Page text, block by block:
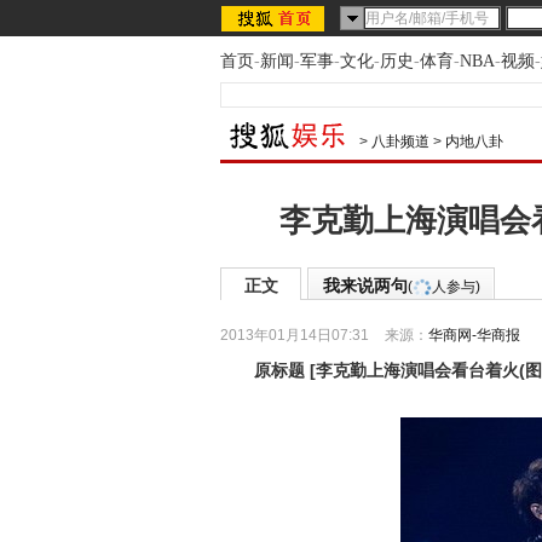
首页-新闻-军事-文化-历史-体育-NBA-视频-
> 八卦频道 > 内地八卦
李克勤上海演唱
正文 我来说两句( 人参与)
2013年01月14日07:31 来源： 华商网-华商报
原标题 [李克勤上海演唱会看台着火(